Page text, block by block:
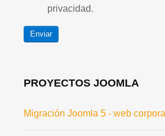
privacidad.
Enviar
PROYECTOS JOOMLA
Migración Joomla 5 - web